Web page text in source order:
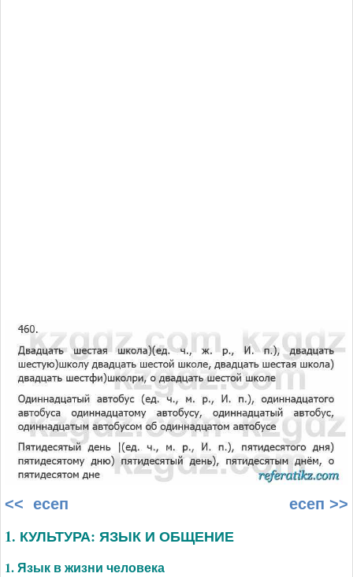
<< есеп есеп >>
1. КУЛЬТУРА: ЯЗЫК И ОБЩЕНИЕ
1. Язык в жизни человека